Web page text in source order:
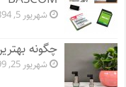
شهریور 5, 1394
چگونه
شهریور 25, 1399